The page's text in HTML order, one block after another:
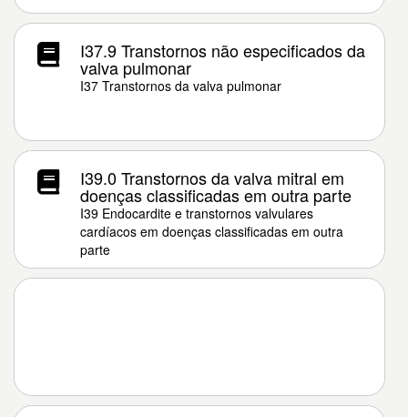
I37.9 Transtornos não especificados da
valva pulmonar
I37 Transtornos da valva pulmonar
I39.0 Transtornos da valva mitral em
doenças classificadas em outra parte
I39 Endocardite e transtornos valvulares
cardíacos em doenças classificadas em outra
parte